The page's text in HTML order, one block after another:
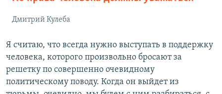
л
а
й
д
а
й
д
Дмитрий Кулеба
Я считаю, что всегда нужно выступать в поддержку
человека, которого произвольно бросают за
решетку по совершенно очевидному
политическому поводу. Когда он выйдет из